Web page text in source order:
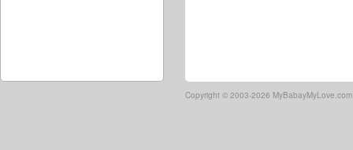
Copyright © 2003-2026